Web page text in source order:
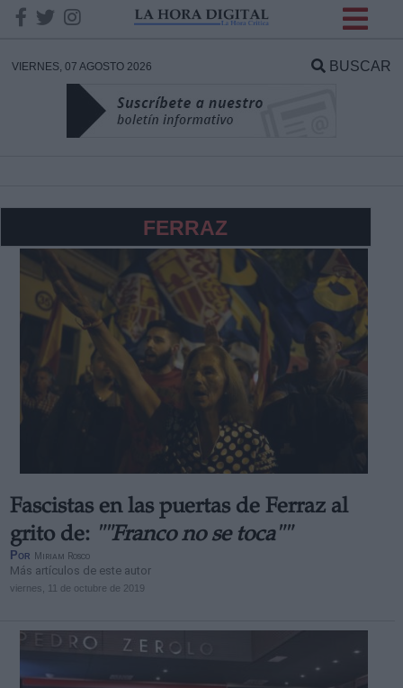
VIERNES, 07 AGOSTO 2026 BUSCAR
FERRAZ
Fascistas en las puertas de Ferraz al
grito de: ""Franco no se toca""
Por Miriam Rosco
Más artículos de este autor
viernes, 11 de octubre de 2019
DATOS
Responsable:
Legitimación:
Destinatarios:
Derechos: